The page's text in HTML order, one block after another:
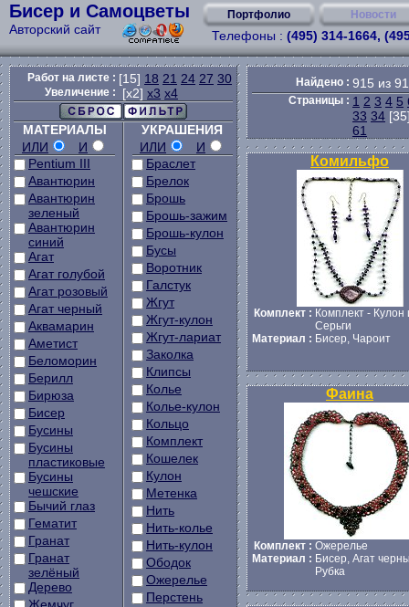
Бисер и Самоцветы
Авторский сайт
Портфолио Новости
Телефоны : (495) 314-1664,
Работ на листе : [15] 18 21 24 27 30
Увеличение : [x2] x3 x4
МАТЕРИАЛЫ
ИЛИ
И
Pentium III
Авантюрин
Авантюрин
зеленый
Авантюрин
синий
Агат
Агат голубой
Агат розовый
Агат черный
Аквамарин
Аметист
Беломорин
Берилл
Бирюза
Бисер
Бусины
Бусины
пластиковые
Бусины
чешские
Бычий глаз
Гематит
Гранат
Гранат
зелёный
Дерево
УКРАШЕНИЯ
ИЛИ
И
Браслет
Брелок
Брошь
Брошь-зажим
Брошь-кулон
Бусы
Воротник
Галстук
Жгут
Жгут-кулон
Жгут-лариат
Заколка
Клипсы
Колье
Колье-кулон
Кольцо
Комплект
Кошелек
Кулон
Метенка
Нить
Нить-колье
Нить-кулон
Ободок
Ожерелье
Перстень
Найдено : 915 из
Страницы : 1 2 3 4 5
33 34
61
Комильфо
Комплект : Комплект - Кулон
Серьги
Материал : Бисер, Чароит
Фаина
Комплект : Ожерелье
Материал : Бисер, Агат
Рубка